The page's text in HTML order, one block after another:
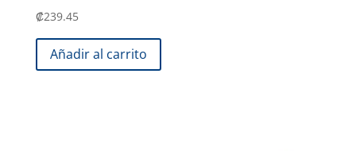
₡239.45
Añadir al carrito